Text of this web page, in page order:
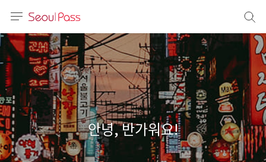
体)
안녕, 반가워요!